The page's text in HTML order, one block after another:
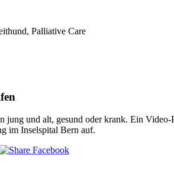
jung und alt, gesund oder krank. Ein
im Inselspital Bern auf.